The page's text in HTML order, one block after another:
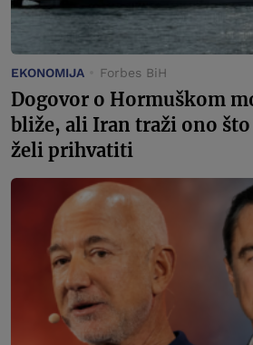
EKONOMIJA Forbes BiH
Dogovor o Hormuškom
bliže, ali Iran traži ono
želi prihvatiti